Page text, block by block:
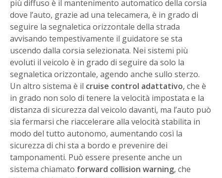
più diffuso è il mantenimento automatico della corsia
dove l’auto, grazie ad una telecamera, è in grado di
seguire la segnaletica orizzontale della strada
avvisando tempestivamente il guidatore se sta
uscendo dalla corsia selezionata. Nei sistemi più
evoluti il veicolo è in grado di seguire da solo la
segnaletica orizzontale, agendo anche sullo sterzo.
Un altro sistema è il cruise control adattativo, che è
in grado non solo di tenere la velocità impostata e la
distanza di sicurezza dal veicolo davanti, ma l’auto può
sia fermarsi che riaccelerare alla velocità stabilita in
modo del tutto autonomo, aumentando così la
sicurezza di chi sta a bordo e prevenire dei
tamponamenti. Può essere presente anche un
sistema chiamato forward collision warning, che